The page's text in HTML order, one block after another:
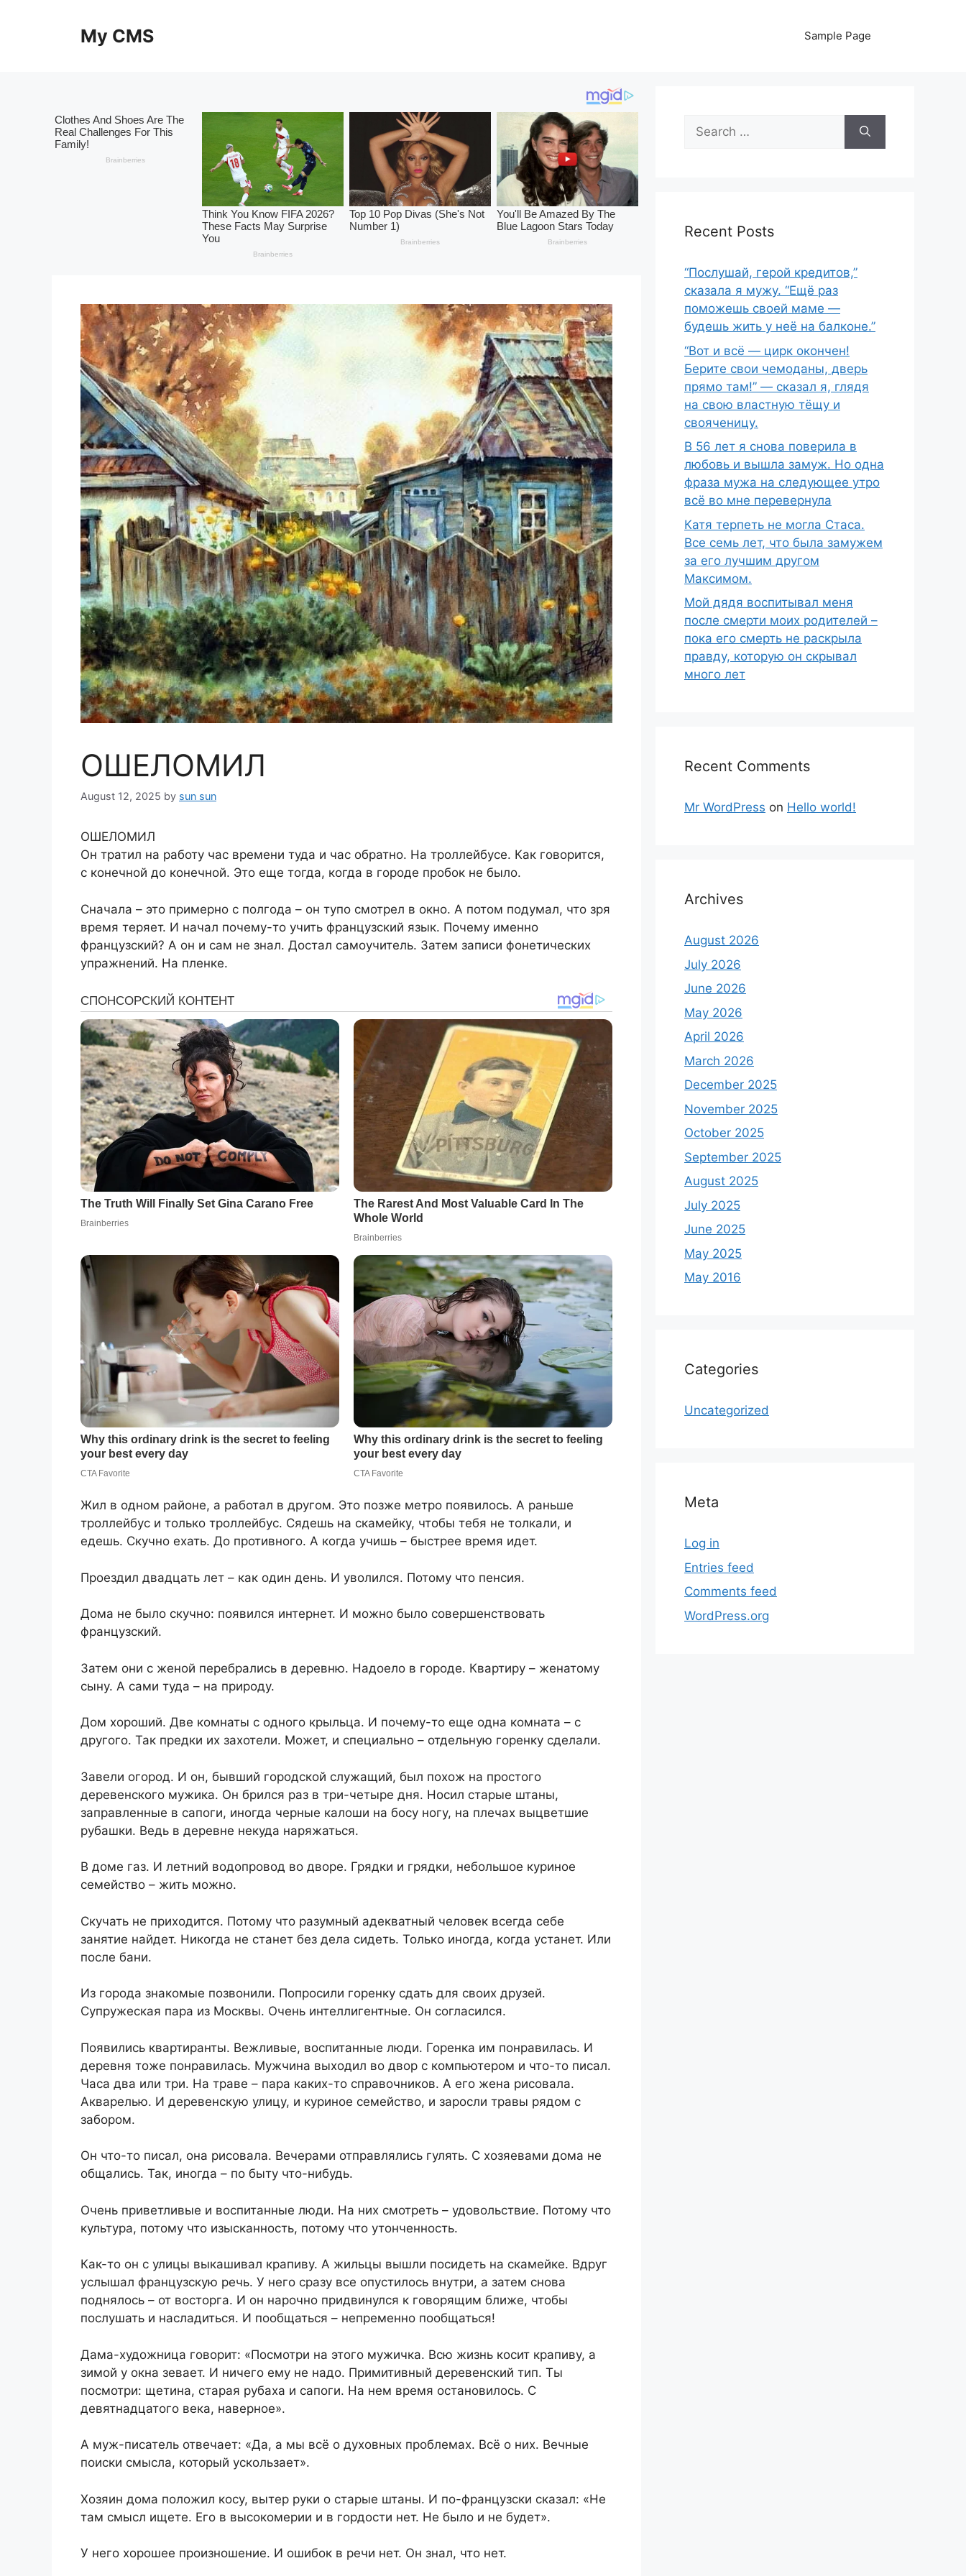
My CMS Sample Page
ОШЕЛОМИЛ
August 12, 2025 by sun sun
ОШЕЛОМИЛ
Он тратил на работу час времени туда и час обратно. На троллейбусе. Как говорится,
с конечной до конечной. Это еще тогда, когда в городе пробок не было.
Сначала – это примерно с полгода – он тупо смотрел в окно. А потом подумал, что зря
время теряет. И начал почему-то учить французский язык. Почему именно
французский? А он и сам не знал. Достал самоучитель. Затем записи фонетических
упражнений. На пленке.
Жил в одном районе, а работал в другом. Это позже метро появилось. А раньше
троллейбус и только троллейбус. Сядешь на скамейку, чтобы тебя не толкали, и
едешь. Скучно ехать. До противного. А когда учишь – быстрее время идет.
Проездил двадцать лет – как один день. И уволился. Потому что пенсия.
Дома не было скучно: появился интернет. И можно было совершенствовать
французский.
Затем они с женой перебрались в деревню. Надоело в городе. Квартиру – женатому
сыну. А сами туда – на природу.
Дом хороший. Две комнаты с одного крыльца. И почему-то еще одна комната – с
другого. Так предки их захотели. Может, и специально – отдельную горенку сделали.
Завели огород. И он, бывший городской служащий, был похож на простого
деревенского мужика. Он брился раз в три-четыре дня. Носил старые штаны,
заправленные в сапоги, иногда черные калоши на босу ногу, на плечах выцветшие
рубашки. Ведь в деревне некуда наряжаться.
В доме газ. И летний водопровод во дворе. Грядки и грядки, небольшое куриное
семейство – жить можно.
Скучать не приходится. Потому что разумный адекватный человек всегда себе
занятие найдет. Никогда не станет без дела сидеть. Только иногда, когда устанет. Или
после бани.
Из города знакомые позвонили. Попросили горенку сдать для своих друзей.
Супружеская пара из Москвы. Очень интеллигентные. Он согласился.
Появились квартиранты. Вежливые, воспитанные люди. Горенка им понравилась. И
деревня тоже понравилась. Мужчина выходил во двор с компьютером и что-то писал.
Часа два или три. На траве – пара каких-то справочников. А его жена рисовала.
Акварелью. И деревенскую улицу, и куриное семейство, и заросли травы рядом с
забором.
Он что-то писал, она рисовала. Вечерами отправлялись гулять. С хозяевами дома не
общались. Так, иногда – по быту что-нибудь.
Очень приветливые и воспитанные люди. На них смотреть – удовольствие. Потому что
культура, потому что изысканность, потому что утонченность.
Как-то он с улицы выкашивал крапиву. А жильцы вышли посидеть на скамейке. Вдруг
услышал французскую речь. У него сразу все опустилось внутри, а затем снова
поднялось – от восторга. И он нарочно придвинулся к говорящим ближе, чтобы
послушать и насладиться. И пообщаться – непременно пообщаться!
Дама-художница говорит: «Посмотри на этого мужичка. Всю жизнь косит крапиву, а
зимой у окна зевает. И ничего ему не надо. Примитивный деревенский тип. Ты
посмотри: щетина, старая рубаха и сапоги. На нем время остановилось. С
девятнадцатого века, наверное».
А муж-писатель отвечает: «Да, а мы всё о духовных проблемах. Всё о них. Вечные
поиски смысла, который ускользает».
Хозяин дома положил косу, вытер руки о старые штаны. И по-французски сказал: «Не
там смысл ищете. Его в высокомерии и в гордости нет. Не было и не будет».
У него хорошее произношение. И ошибок в речи нет. Он знал, что нет.
Search
for:
Recent Posts
“Послушай, герой кредитов,”
сказала я мужу. “Ещё раз
поможешь своей маме —
будешь жить у неё на балконе.”
“Вот и всё — цирк окончен!
Берите свои чемоданы, дверь
прямо там!” — сказал я, глядя
на свою властную тёщу и
свояченицу.
В 56 лет я снова поверила в
любовь и вышла замуж. Но одна
фраза мужа на следующее утро
всё во мне перевернула
Катя терпеть не могла Стаса.
Все семь лет, что была замужем
за его лучшим другом
Максимом.
Мой дядя воспитывал меня
после смерти моих родителей –
пока его смерть не раскрыла
правду, которую он скрывал
много лет
Recent Comments
Mr WordPress on Hello world!
Archives
August 2026
July 2026
June 2026
May 2026
April 2026
March 2026
December 2025
November 2025
October 2025
September 2025
August 2025
July 2025
June 2025
May 2025
May 2016
Categories
Uncategorized
Meta
Log in
Entries feed
Comments feed
WordPress.org